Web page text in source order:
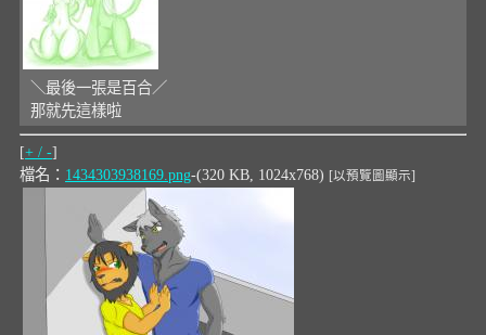
＼最後一張是百合／
那就先這樣啦
[+ / -]
檔名： 1434303938169.png-(320 KB, 1024x768) [以預覽圖顯示]